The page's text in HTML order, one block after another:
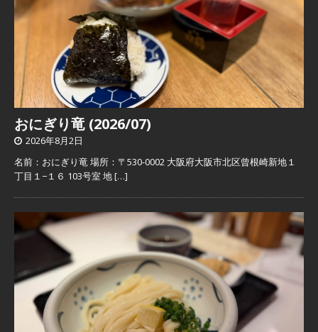
おにぎり竜 (2026/07)
2026年8月2日
名前：おにぎり竜 場所：〒530-0002 大阪府大阪市北区曾根崎新地１
丁目１−１６ 103号室 地[…]